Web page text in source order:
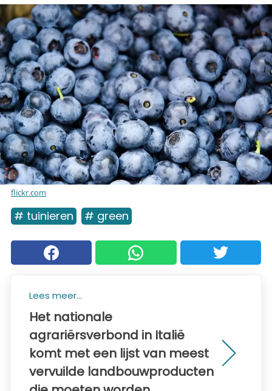
flickr.com
# tuinieren # green
Lees meer...
Het nationale
agrariërsverbond in Italië
komt met een lijst van meest
vervuilde landbouwproducten